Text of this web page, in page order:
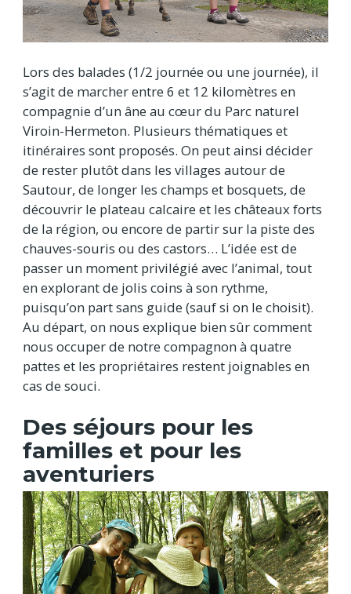
Lors des balades (1/2 journée ou une journée), il
s’agit de marcher entre 6 et 12 kilomètres en
compagnie d’un âne au cœur du Parc naturel
Viroin-Hermeton. Plusieurs thématiques et
itinéraires sont proposés. On peut ainsi décider
de rester plutôt dans les villages autour de
Sautour, de longer les champs et bosquets, de
découvrir le plateau calcaire et les châteaux forts
de la région, ou encore de partir sur la piste des
chauves-souris ou des castors… L’idée est de
passer un moment privilégié avec l’animal, tout
en explorant de jolis coins à son rythme,
puisqu’on part sans guide (sauf si on le choisit).
Au départ, on nous explique bien sûr comment
nous occuper de notre compagnon à quatre
pattes et les propriétaires restent joignables en
cas de souci.
Des séjours pour les
familles et pour les
aventuriers